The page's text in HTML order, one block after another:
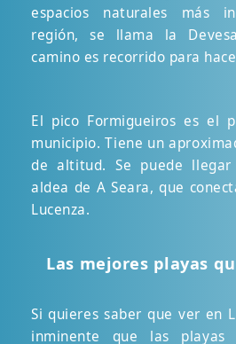
espacios naturales más
región, se llama la
camino es recorrido para
El pico Formigueiros es el
municipio. Tiene un
de altitud. Se puede
aldea de A Seara, que
Lucenza.
Las mejores playas
Si quieres saber que ver en
inminente que las playas